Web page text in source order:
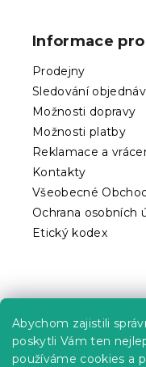
Abychom zajistili
poskytli Vám ten
používáme cookies a
Informace
Prodejny
Sledování
Možnosti dopravy
Možnosti platby
Reklamace a
Kontakty
Všeobecné
Ochrana osobních
Etický kodex
Kariéra